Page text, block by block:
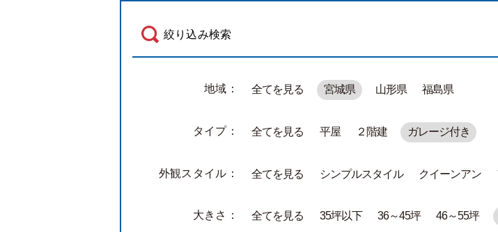
絞り込み検索
地域： 全てを見る 宮城県 山形県 福島県
タイプ： 全てを見る 平屋 ２階建 ガレージ付き
外観スタイル： 全てを見る シンプルスタイル クイーンアン
大きさ： 全てを見る 35坪以下 36～45坪 46～55坪